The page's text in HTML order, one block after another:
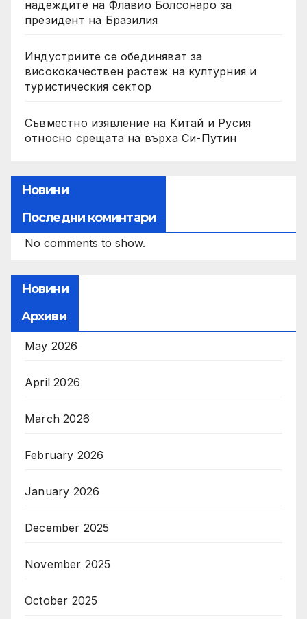
надеждите на Флавио Болсонаро за
президент на Бразилия
Индустриите се обединяват за
висококачествен растеж на културния и
туристическия сектор
Съвместно изявление на Китай и Русия
относно срещата на върха Си-Путин
Новини
Последни коминтари
No comments to show.
Новини
Архиви
May 2026
April 2026
March 2026
February 2026
January 2026
December 2025
November 2025
October 2025